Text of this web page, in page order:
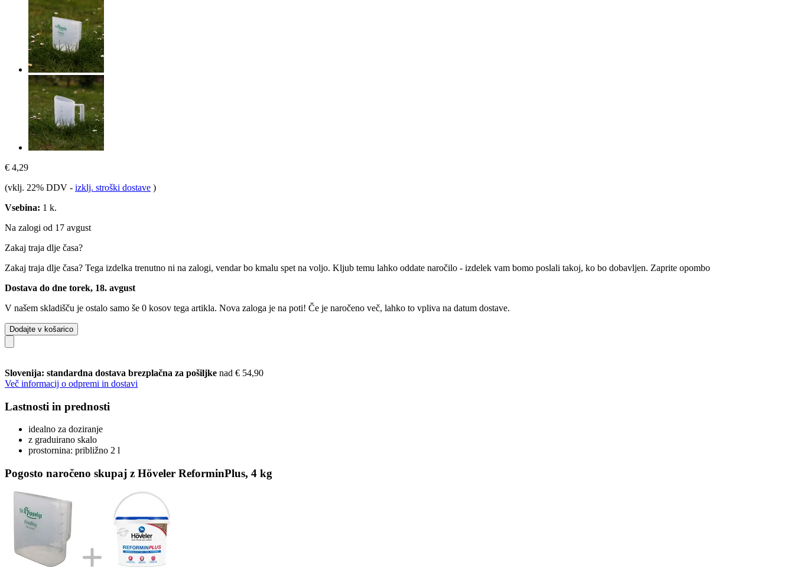
€ 4,29
(vklj. 22% DDV - izklj. stroški dostave )
Vsebina: 1 k.
Na zalogi od 17 avgust
Zakaj traja dlje časa?
Zakaj traja dlje časa? Tega izdelka trenutno ni na zalogi, vendar bo kmalu spet na voljo. Kljub temu lahko oddate naročilo - izdelek vam bomo poslali takoj, ko bo dobavljen. Zaprite opombo
Dostava do dne torek, 18. avgust
V našem skladišču je ostalo samo še 0 kosov tega artikla. Nova zaloga je na poti! Če je naročeno več, lahko to vpliva na datum dostave.
Dodajte v košarico
Slovenija: standardna dostava brezplačna za pošiljke nad € 54,90
Več informacij o odpremi in dostavi
Lastnosti in prednosti
idealno za doziranje
z graduirano skalo
prostornina: približno 2 l
Pogosto naročeno skupaj z Höveler ReforminPlus, 4 kg